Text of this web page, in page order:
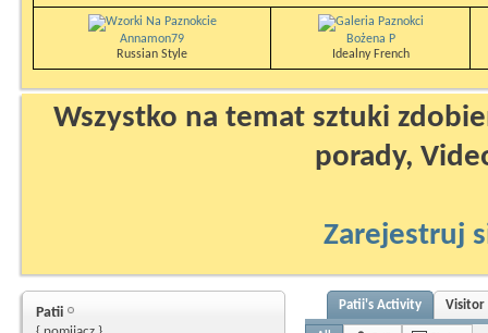
Annamon79
Russian Style
Bożena P
Idealny French
Wszystko na temat sztuki
porady,
Zarejestruj
Patii Patii's Activity Visitor